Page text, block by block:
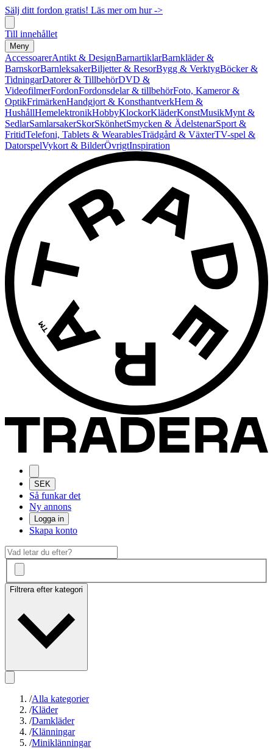
Sälj ditt fordon gratis! Läs mer om hur ->
Till innehållet
Meny
AccessoarerAntikt & DesignBarnartiklarBarnkläder &
BarnskorBarnleksakerBiljetter & ResorBygg & VerktygBöcker &
TidningarDatorer & TillbehörDVD &
VideofilmerFordonFordonsdelar & tillbehörFoto, Kameror &
OptikFrimärkenHandgjort & KonsthantverkHem &
HushållHemelektronikHobbyKlockorKläderKonstMusikMynt &
SedlarSamlarsakerSkorSkönhetSmycken & ÄdelstenarSport &
FritidTelefoni, Tablets & WearablesTrädgård & VäxterTV-spel &
DatorspelVykort & BilderÖvrigtInspiration
SEK
Så funkar det
Ny annons
Logga in
Skapa konto
Filtrera efter kategori
/Alla kategorier
/Kläder
/Damkläder
/Klänningar
/Miniklänningar